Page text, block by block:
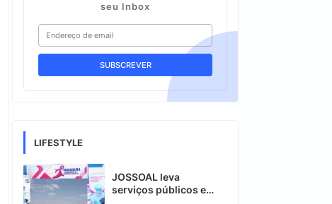
seu Inbox
LIFESTYLE
JOSSOAL leva
serviços públicos e